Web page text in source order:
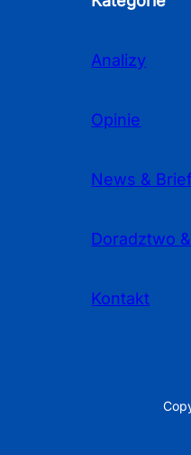
Analizy
Opinie
News &
Doradztwo
Kontakt